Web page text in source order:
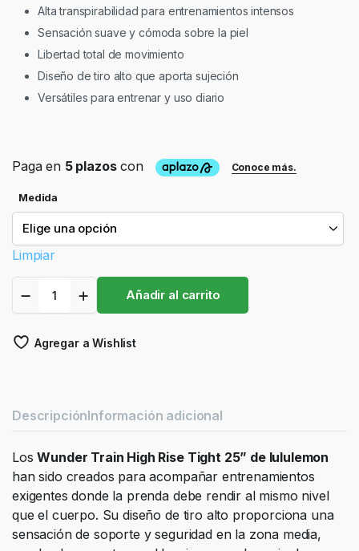
Alta transpirabilidad para entrenamientos intensos
Sensación suave y cómoda sobre la piel
Libertad total de movimiento
Diseño de tiro alto que aporta sujeción
Versátiles para entrenar y uso diario
Medida
Limpiar
Lululemon
Wunder
HR
Añadir al carrito
Agregar a Wishlist
DescripciónInformación adicional
LosWunder Train High Rise Tight 25” de lululemon
han sido creados para acompañar entrenamientos
exigentes donde la prenda debe rendir al mismo nivel
que el cuerpo. Su diseño de tiro alto proporciona una
sensación de soporte y seguridad en la zona media,